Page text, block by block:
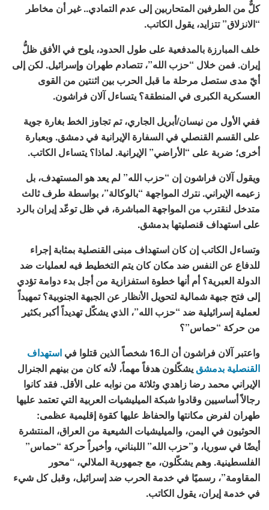
كلٌّ من الطرفين المتحاربين إلى عدم التمادي.. غير أن مخاطر
“الانزلاق” تتزايد، يقول الكاتب.
خلف المبارزة بالمدفعية على طول الحدود، يلوح في الأفق ظلُّ
إيران. فمن خلال “حزب الله”، تتصادم طهران وإسرائيل. لكن إلى
أيّ مدى ستصل مرحلة ما قبل الحرب بين اثنتين من القوى
العسكرية الكبرى في المنطقة؟ يتساءل آلان فراشون.
ففي الأول من نيسان/أبريل الجاري، تم تجاوز الخط بغارة جوية
على القسم القنصلي في السفارة الإيرانية في دمشق. وبعبارة
أخرى؛ ضربة على “الأراضي” الإيرانية. لماذا؟ يتساءل الكاتب.
ويقول آلان فراشون إن “حزب الله” لم يعد هو المستهدف، بل
زعيمه الإيراني. نترك المواجهة “بالوكالة”، بواسطة طرف ثالث
متدخل لنقترب من المواجهة المباشرة، في ظل توعّد إيران بالرد
على استهداف قنصليتها بدمشق.
وتساءل الكاتب إن كان استهداف مبنى القنصلية بمثابة إجراء
للدفاع عن النفس ضد مكان كان يتم التخطيط فيه لعمليات ضد
الدولة العبرية؟ أم أنها خطوة استفزازية من أجل بدء دوامة تؤدي
إلى فتح جبهة شمالية لتحويل الأنظار عن الجبهة الجنوبية؟ تمهيداً
لعملية إسرائيلية ضد “حزب الله”، الذي يشكّل تهديداً أكبر بكثير
من حركة “حماس”؟
واعتبر آلان فراشون أن الـ16 شخصاً الذين قتلوا في
استهداف
القنصلية بدمشق يشكّلون هدفاً مهماً، لأنه كان من بينهم الجنرال
الإيراني محمد رضا زاهدي وثلاثة من نوابه على الأقل. فقد كانوا
رجالاً أساسيين وقادوا شبكة الميليشيات العربية التي تعتمد عليها
طهران لفرض مكانتها والحفاظ عليها كقوة إقليمية عظمى:
الحوثيون في اليمن، والميليشيات الشيعية من العراق، المنتشرة
أيضًا في سوريا، و”حزب الله” اللبناني، وأخيراً حركة “حماس”
الفلسطينية. وهم يشكّلون، مع جمهورية الملالي، “محور
المقاومة”، رسميًا في خدمة الحرب ضد إسرائيل، وقبل كل شيء
في خدمة إيران، يقول الكاتب.